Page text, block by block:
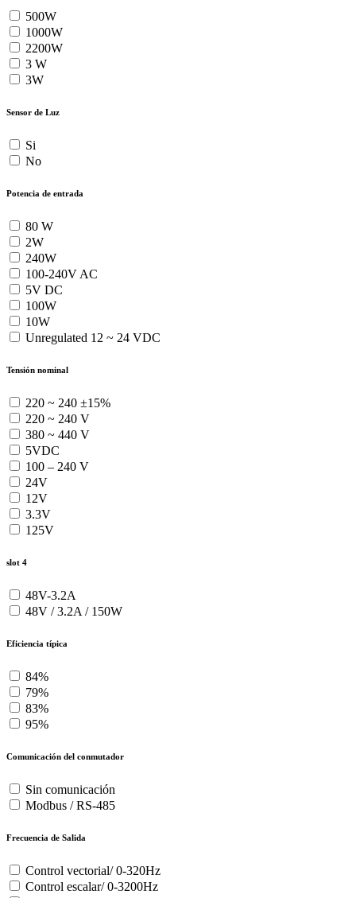
500W
1000W
2200W
3 W
3W
Sensor de Luz
Si
No
Potencia de entrada
80 W
2W
240W
100-240V AC
5V DC
100W
10W
Unregulated 12 ~ 24 VDC
Tensión nominal
220 ~ 240 ±15%
220 ~ 240 V
380 ~ 440 V
5VDC
100 – 240 V
24V
12V
3.3V
125V
slot 4
48V-3.2A
48V / 3.2A / 150W
Eficiencia típica
84%
79%
83%
95%
Comunicación del conmutador
Sin comunicación
Modbus / RS-485
Frecuencia de Salida
Control vectorial/ 0-320Hz
Control escalar/ 0-3200Hz